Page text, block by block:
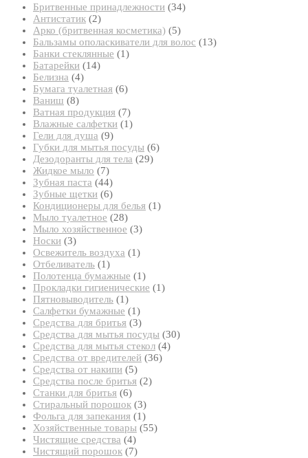
Бритвенные принадлежности 3434
Антистатик 22
товара
Арко (бритвенная косметика) 55
товаров
Бальзамы ополаскиватели для волос 1313
Банки стеклянные 11
Батарейки 1414
Белизна 44
товара
Бумага туалетная 66
Ваниш 88
товаров
Ватная продукция 77
товаров
Влажные салфетки 11
Гели для душа 99
товаров
Губки для мытья посуды 66
Дезодоранты для тела 2929
Жидкое мыло 77
товаров
Зубная паста 4444
товара
Зубные щетки 66
товаров
Кондиционеры для белья 11
Мыло туалетное 2828
товаров
Мыло хозяйственное 33
Носки 33
товара
Освежитель воздуха 11
Отбеливатель 11
товар
Полотенца бумажные 11
товар
Прокладки гигиенические 11
Пятновыводитель 11
товар
Салфетки бумажные 11
товар
Средства для бритья 33
товара
Средства для мытья посуды 3030
Средства для мытья стекол 44
Средства от вредителей 3636
Средства от накипи 55
товаров
Средства после бритья 22
Станки для бритья 66
товаров
Стиральный порошок 33
товара
Фольга для запекания 11
товар
Хозяйственные товары 5555
Чистящие средства 44
товара
Чистящий порошок 77